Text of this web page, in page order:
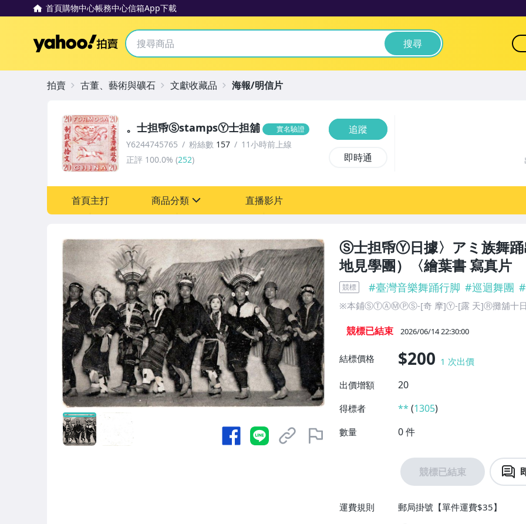
首頁購物中心帳務中心信箱App下載
Yahoo拍賣 搜尋
Ⓢ士担帋Ⓨ日據〉アミ族舞踊
地見學團）〈繪葉書 寫真片
競標 #臺灣音樂舞踊行脚 #巡迴舞團 #
※本鋪ⓈⓉⒶⓂⓅⓈ-[奇 摩]Ⓨ-[露 天]Ⓡ攤舖十日內
競標已結束 2026/06/14 22:30:00
結標價格 $200 1 次出價
出價增額
20
得標者 ** (1305)
數量 0件
競標已結束
運費規則
郵局掛號【單件運費$35】
。士担帋ⓈstampsⓎ士担舖 實名驗證
Y6244745765 粉絲數 157
11小時前上線
正評 100.0% (252)
追蹤
即時通
首頁主打 商品分類
古董、藝術與礦石
直播影片
拍賣 古董、藝術與礦石 文獻收藏品 海報/明信片